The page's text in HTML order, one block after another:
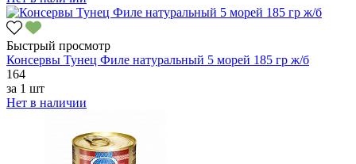
Быстрый просмотр
Консервы Тунец Филе натуральный 5 морей 185 гр ж/б
164
за 1 шт
Нет в наличии